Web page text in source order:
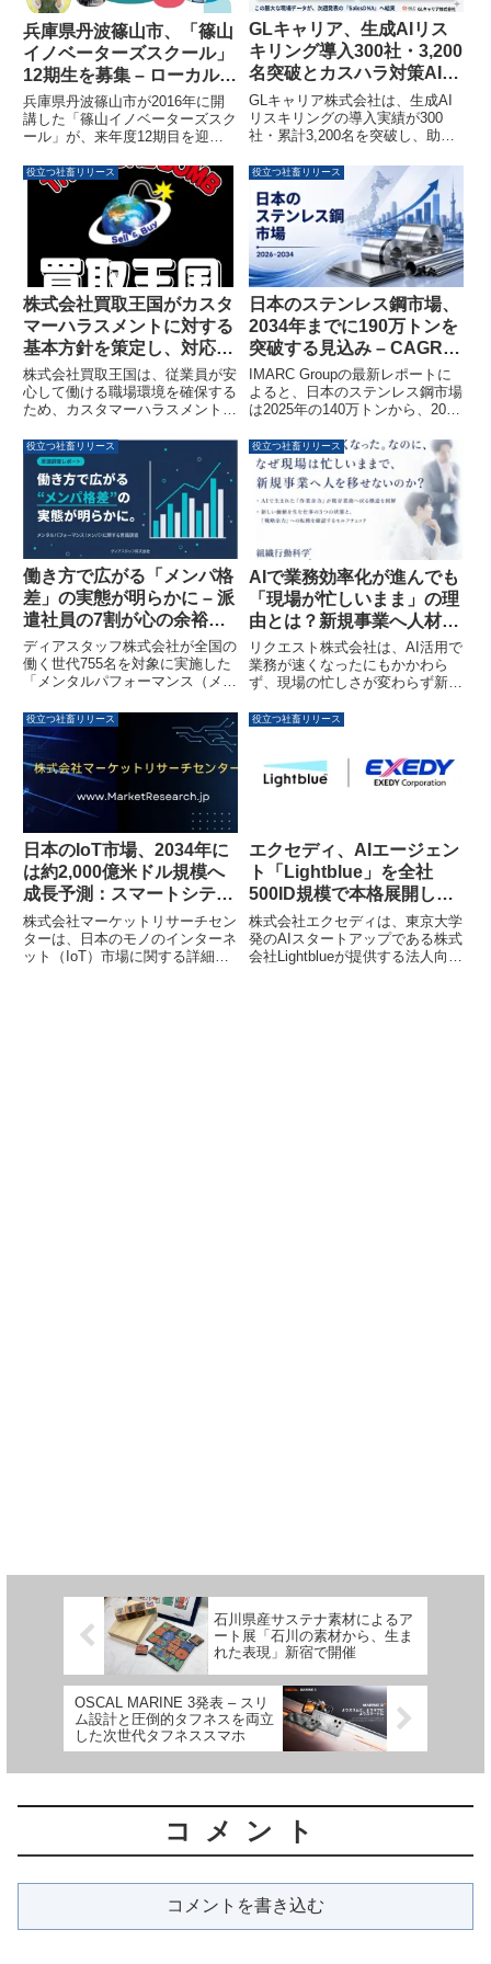
兵庫県丹波篠山市、「篠山
イノベーターズスクール」
12期生を募集 – ローカルで
の起業・しごとづくりを支
援
兵庫県丹波篠山市が2016年に開
講した「篠山イノベーターズスク
ール」が、来年度12期目を迎え
りを目指すスクール生を募集して
おり、地域資源に触れながら起業
のステップを踏み出すためのプロ
グラムを提供します。
GLキャリア、生成AIリス
キリング導入300社・3,200
名突破とカスハラ対策AI導
入700社達成を公表
GLキャリア株式会社は、生成AI
リスキリングの導入実績が300
社・累計3,200名を突破し、助成
とを発表しました。また、カスタ
マーハラスメント（カスハラ）対
策AIも700社に導入され、現場の
生産性向上と離職率低減に貢献し
ていることが示されています。
役立つ社畜リリース
株式会社買取王国がカスタ
マーハラスメントに対する
基本方針を策定し、対応体
制を整備しました
株式会社買取王国は、従業員が安
心して働ける職場環境を確保する
ため、カスタマーハラスメントに
制を整備したことを発表しまし
た。この取り組みは、従業員の心
身の健康と安心できる職場環境の
実現を目指すものです。
役立つ社畜リリース
日本のステンレス鋼市場、
2034年までに190万トンを
突破する見込み – CAGR
3.47%で成長予測
IMARC Groupの最新レポートに
よると、日本のステンレス鋼市場
は2025年の140万トンから、2034
されています。インフラ刷新や自
動車産業の動向が市場成長を牽引
する見込みです。
役立つ社畜リリース
働き方で広がる「メンパ格
差」の実態が明らかに – 派
遣社員の7割が心の余裕を
失う一方、フリーランスは
維持しやすい傾向
ディアスタッフ株式会社が全国の
働く世代755名を対象に実施した
「メンタルパフォーマンス（メン
就労形態によって精神的な余裕に
大きな格差が生じていることが判
明しました。特に派遣社員の7割
以上が帰宅後に精神的エネルギー
が枯渇状態にある一方で、フリー
ランスは心の余裕を維持しやすい
傾向が見られます。また、給与よ
りも「心の余裕」を重視する新し
い働き方の価値観も浮き彫りにな
っています。
役立つ社畜リリース
AIで業務効率化が進んでも
「現場が忙しいまま」の理
由とは？新規事業へ人材を
移すためのセルフチェック
が公開されました
リクエスト株式会社は、AI活用で
業務が速くなったにもかかわら
ず、現場の忙しさが変わらず新規
しました。AIで生まれた「作業余
を整理した図解、そして「戦略余
力」への転換を確認する9問のセ
役立つ社畜リリース
日本のIoT市場、2034年に
は約2,000億米ドル規模へ
成長予測：スマートシティ
や産業用IoTが牽引
株式会社マーケットリサーチセン
ターは、日本のモノのインターネ
ット（IoT）市場に関する詳細な
役立つ社畜リリース
エクセディ、AIエージェン
ト「Lightblue」を全社
500ID規模で本格展開し基
幹事業の生産性向上と新事
業創出を加速
株式会社エクセディは、東京大学
発のAIスタートアップである株式
会社Lightblueが提供する法人向け
石川県産サステナ素材によるア
ート展「石川の素材から、生ま
れた表現」新宿で開催
OSCAL MARINE 3発表 – スリ
ム設計と圧倒的タフネスを両立
した次世代タフネススマホ
コメント
コメントを書き込む